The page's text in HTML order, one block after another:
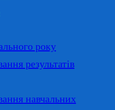
року
результатів
навчальних